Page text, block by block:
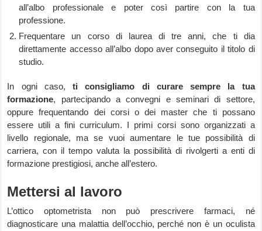
all’albo professionale e poter così partire con la tua
professione.
Frequentare un corso di laurea di tre anni, che ti dia
direttamente accesso all’albo dopo aver conseguito il titolo di
studio.
In ogni caso, ti consigliamo di curare sempre la tua
formazione, partecipando a convegni e seminari di settore,
oppure frequentando dei corsi o dei master che ti possano
essere utili a fini curriculum. I primi corsi sono organizzati a
livello regionale, ma se vuoi aumentare le tue possibilità di
carriera, con il tempo valuta la possibilità di rivolgerti a enti di
formazione prestigiosi, anche all’estero.
Mettersi al lavoro
L’ottico optometrista non può prescrivere farmaci, né
diagnosticare una malattia dell’occhio, perché non è un oculista